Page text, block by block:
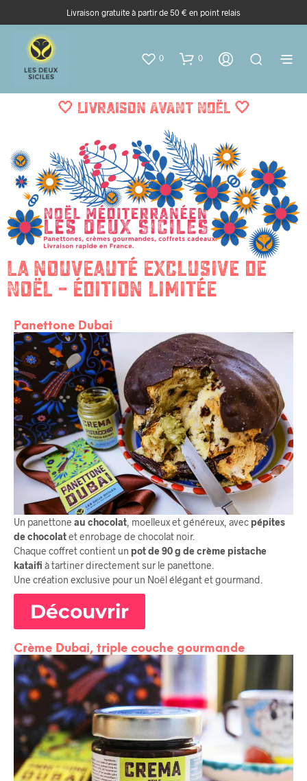
Livraison gratuite à partir de 50 € en point relais
0 0
🤍 Livraison AVANT NOËL 🤍
La nouveauté exclusive de
Noël – édition limitée
Panettone Dubai
Un panettone au chocolat, moelleux et généreux, avec pépites
de chocolatet enrobage de chocolat noir.
Chaque coffret contient un pot de 90 g de crème pistache
kataifi à tartiner directement sur le panettone.
Une création exclusive pour un Noël élégant et gourmand.
Découvrir
Crème Dubai, triple couche gourmande